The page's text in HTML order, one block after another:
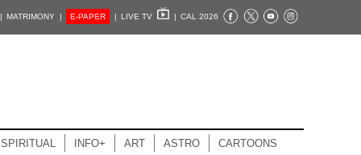
| MATRIMONY | E-PAPER | LIVE TV | CAL 2026
SPIRITUAL INFO+ ART ASTRO CARTOONS